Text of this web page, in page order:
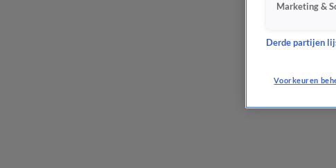
Marketing &
Derde partijen
Voorkeuren